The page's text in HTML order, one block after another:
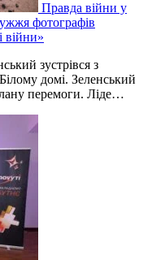
Правда війни у
фотографів
війни»
зустрівся з
домі. Зеленський
перемоги. Ліде…